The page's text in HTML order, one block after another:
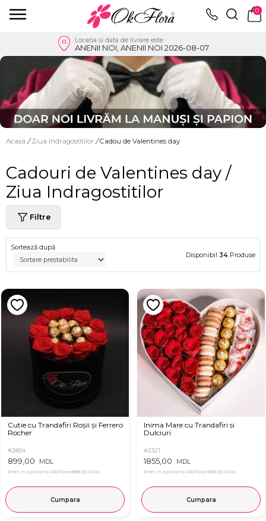
0
Locatia si data de livrare este
ANENII NOI, ANENII NOI 2026-08-07
Acasa / Ziua Indragostitilor / Cadou de Valentines day
Cadouri de Valentines day /
Ziua Indragostitilor
Filtre
Sortează după
Disponibil 34 Produse
Cutie cu Trandafiri Roșii și Ferrero
Rocher
#2854
899,00 MDL
Pret in aplicatia OkFlora 889,00 MDL
Cumpara
Inima Mare cu Trandafiri si
Dulciuri
#2321
1855,00 MDL
Pret in aplicatia OkFlora 1815,00 MDL
Cumpara